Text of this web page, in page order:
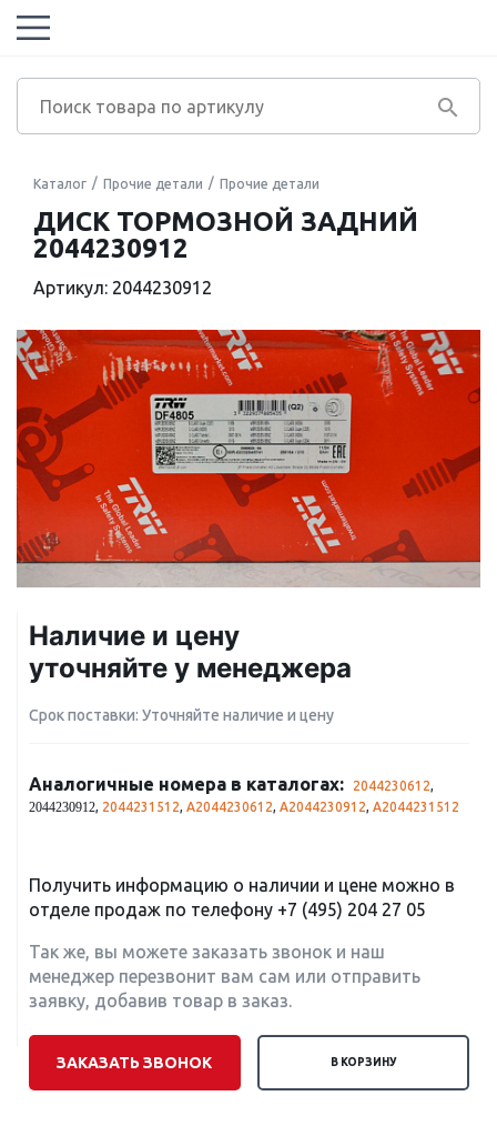
Каталог Прочие детали Прочие детали
ДИСК ТОРМОЗНОЙ ЗАДНИЙ
2044230912
Артикул: 2044230912
Наличие и цену
уточняйте у менеджера
Срок поставки: Уточняйте наличие и цену
Аналогичные номера в каталогах: 2044230612,
2044230912, 2044231512, A2044230612, A2044230912, A2044231512
Получить информацию о наличии и цене можно в
отделе продаж по телефону +7 (495) 204 27 05
Так же, вы можете заказать звонок и наш
менеджер перезвонит вам сам или отправить
заявку, добавив товар в заказ.
ЗАКАЗАТЬ ЗВОНОК В КОРЗИНУ